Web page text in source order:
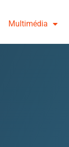
Multimédia